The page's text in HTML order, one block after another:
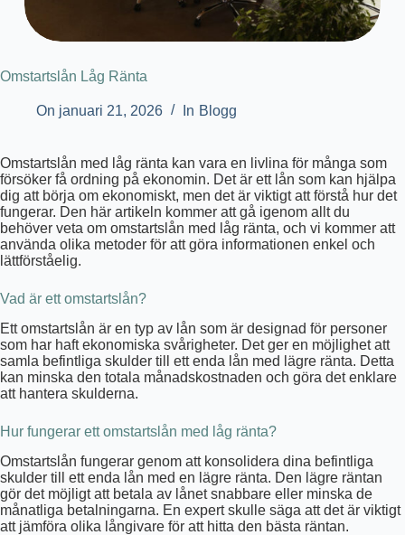
Omstartslån Låg Ränta
On januari 21, 2026 In Blogg
Omstartslån med låg ränta kan vara en livlina för många som
försöker få ordning på ekonomin. Det är ett lån som kan hjälpa
dig att börja om ekonomiskt, men det är viktigt att förstå hur det
fungerar. Den här artikeln kommer att gå igenom allt du
behöver veta om omstartslån med låg ränta, och vi kommer att
använda olika metoder för att göra informationen enkel och
lättförståelig.
Vad är ett omstartslån?
Ett omstartslån är en typ av lån som är designad för personer
som har haft ekonomiska svårigheter. Det ger en möjlighet att
samla befintliga skulder till ett enda lån med lägre ränta. Detta
kan minska den totala månadskostnaden och göra det enklare
att hantera skulderna.
Hur fungerar ett omstartslån med låg ränta?
Omstartslån fungerar genom att konsolidera dina befintliga
skulder till ett enda lån med en lägre ränta. Den lägre räntan
gör det möjligt att betala av lånet snabbare eller minska de
månatliga betalningarna. En expert skulle säga att det är viktigt
att jämföra olika långivare för att hitta den bästa räntan.